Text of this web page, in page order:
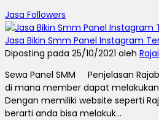
Jasa Followers
Jasa Bikin Smm Panel Instagram
Diposting pada 25/10/2021 oleh
Sewa Panel SMM Penjelasan
di mana member dapat
Dengan memiliki website seperti
berarti anda bisa melakuk...